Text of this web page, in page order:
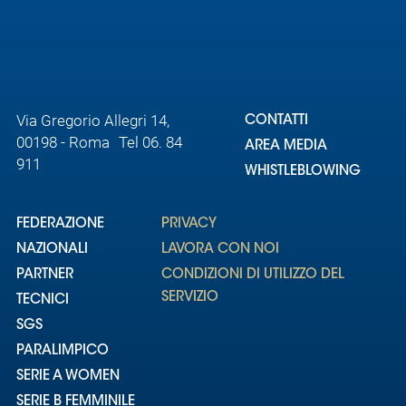
Contatti
Assicurazione
Social media
Via Gregorio Allegri 14,
00198 - Roma Tel 06. 84
911
CONTATTI
AREA MEDIA
WHISTLEBLOWING
FEDERAZIONE
NAZIONALI
PARTNER
TECNICI
SGS
PARALIMPICO
SERIE A WOMEN
SERIE B FEMMINILE
PRIVACY
LAVORA CON NOI
CONDIZIONI DI UTILIZZO DEL
SERVIZIO